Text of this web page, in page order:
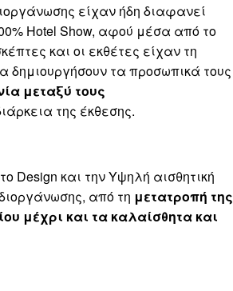
είχαν ήδη διαφανεί
Hotel Show, αφού μέσα από το
και οι εκθέτες είχαν τη
δημιουργήσουν τα προσωπικά τους
μεταξύ τους
της έκθεσης.
Design και την Υψηλή αισθητική
από τη μετατροπή της
μέχρι και τα καλαίσθητα και